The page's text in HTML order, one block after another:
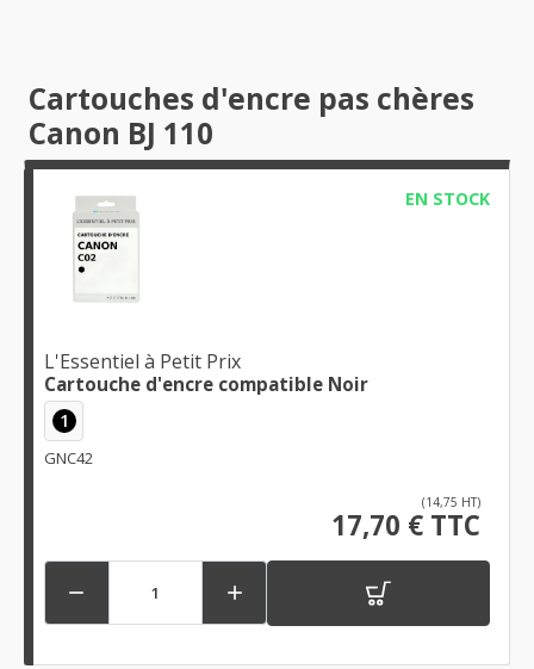
Cartouches d'encre pas chères
Canon BJ 110
EN STOCK
L'Essentiel à Petit Prix
Cartouche d'encre compatible Noir
1
GNC42
(14,75 HT)
17,70 € TTC
 